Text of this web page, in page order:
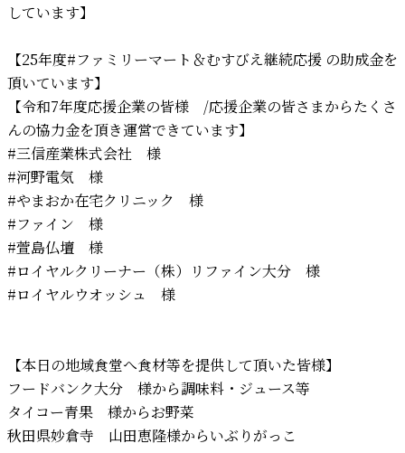
しています】
【25年度#ファミリーマート＆むすびえ継続応援 の助成金を
頂いています】
【令和7年度応援企業の皆様 /応援企業の皆さまからたくさ
んの協力金を頂き運営できています】
#三信産業株式会社 様
#河野電気 様
#やまおか在宅クリニック 様
#ファイン 様
#萱島仏壇 様
#ロイヤルクリーナー（株）リファイン大分 様
#ロイヤルウオッシュ 様
【本日の地域食堂へ食材等を提供して頂いた皆様】
フードバンク大分 様から調味料・ジュース等
タイコー青果 様からお野菜
秋田県妙倉寺 山田恵隆様からいぶりがっこ